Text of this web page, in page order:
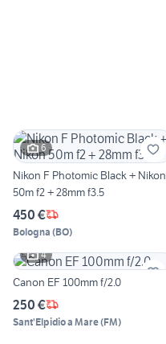
6
Nikon F Photomic Black + Nikon
50m f2 + 28mm f3.5
450 €
Bologna (BO)
4
Canon EF 100mm f/2.0
250 €
Sant'Elpidio a Mare(FM)